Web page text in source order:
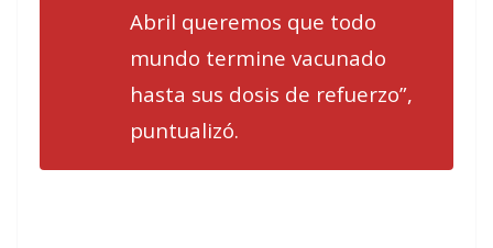
Abril queremos que todo
mundo termine vacunado
hasta sus dosis de refuerzo”,
puntualizó.